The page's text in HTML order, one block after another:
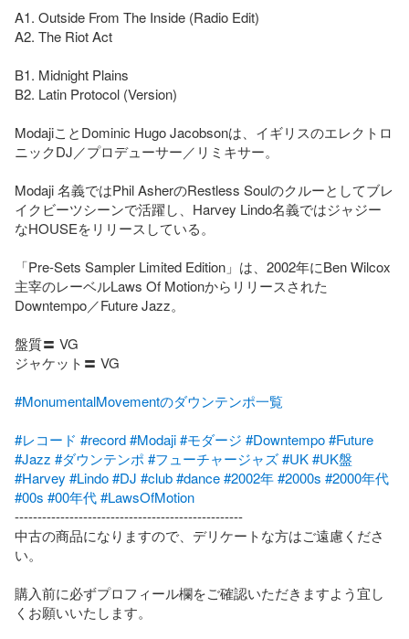
A1. Outside From The Inside (Radio Edit)
A2. The Riot Act
B1. Midnight Plains
B2. Latin Protocol (Version)
ModajiことDominic Hugo Jacobsonは、イギリスのエレクトロ
ニックDJ／プロデューサー／リミキサー。
Modaji 名義ではPhil AsherのRestless Soulのクルーとしてブレ
イクビーツシーンで活躍し、Harvey Lindo名義ではジャジー
なHOUSEをリリースしている。
「Pre-Sets Sampler Limited Edition」は、2002年にBen Wilcox
主宰のレーベルLaws Of Motionからリリースされた
Downtempo／Future Jazz。
盤質〓 VG
ジャケット〓 VG
#MonumentalMovementのダウンテンポ一覧
#レコード #record#Modaji#モダージ #Downtempo#Future
#Jazz #ダウンテンポ #フューチャージャズ#UK#UK盤
#Harvey #Lindo#DJ #club#dance#2002年#2000s #2000年代
#00s #00年代#LawsOfMotion
--------------------------------------------------
中古の商品になりますので、デリケートな方はご遠慮くださ
い。
購入前に必ずプロフィール欄をご確認いただきますよう宜し
くお願いいたします。